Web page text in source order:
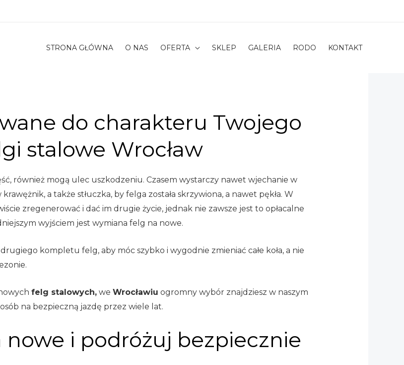
STRONA GŁÓWNA O NAS OFERTA SKLEP GALERIA RODO KONTAKT
do charakteru Twojego
stalowe Wrocław
również mogą ulec uszkodzeniu. Czasem wystarczy nawet wjechanie w
a także stłuczka, by felga została skrzywiona, a nawet pękła. W
zregenerować i dać im drugie życie, jednak nie zawsze jest to opłacalne
wyjściem jest wymiana felg na nowe.
kompletu felg, aby móc szybko i wygodnie zmieniać całe koła, a nie
felg stalowych,we Wrocławiu ogromny wybór znajdziesz w naszym
na bezpieczną jazdę przez wiele lat.
i podróżuj bezpiecznie